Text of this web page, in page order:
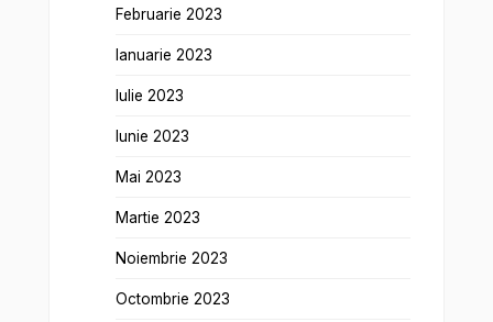
Februarie 2023
Ianuarie 2023
Iulie 2023
Iunie 2023
Mai 2023
Martie 2023
Noiembrie 2023
Octombrie 2023